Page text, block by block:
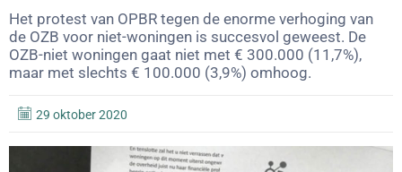
Het protest van OPBR tegen de enorme verhoging van
de OZB voor niet-woningen is succesvol geweest. De
OZB-niet woningen gaat niet met € 300.000 (11,7%),
maar met slechts € 100.000 (3,9%) omhoog.
29 oktober 2020